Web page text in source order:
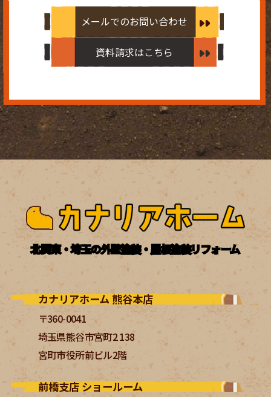
メールでのお問い合わせ
資料請求はこちら
北関東・埼玉の外壁塗装・屋根塗装リフォーム
カナリアホーム 熊谷本店
〒360-0041
埼玉県熊谷市宮町2 138
宮町市役所前ビル2階
前橋支店 ショールーム